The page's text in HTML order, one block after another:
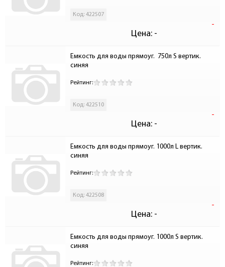
Код: 422507
Цена:
-
-
Емкость для воды прямоуг.  750л S вертик.
синяя
Рейтинг:
Код: 422510
Цена:
-
-
Емкость для воды прямоуг. 1000л L вертик.
синяя
Рейтинг:
Код: 422508
Цена:
-
-
Емкость для воды прямоуг. 1000л S вертик.
синяя
Рейтинг: